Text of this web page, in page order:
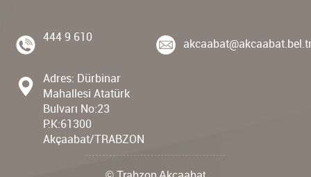
444 9 610
Adres: Dürbinar
Mahallesi Atatürk
Bulvarı No:23
P.K:61300
Akçaabat/TRABZON